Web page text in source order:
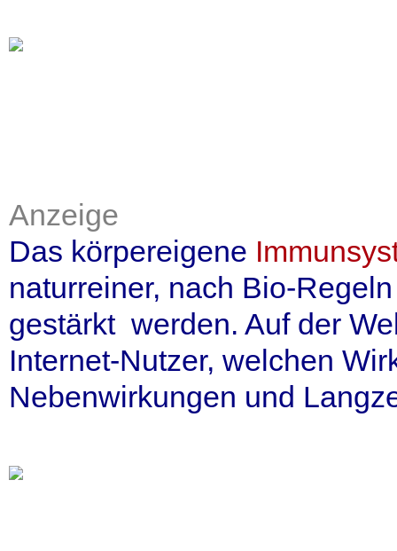
Anzeige
Das körpereigene
naturreiner, nach Bio-
gestärkt werden. Auf der
Internet-Nutzer, welchen
Nebenwirkungen und